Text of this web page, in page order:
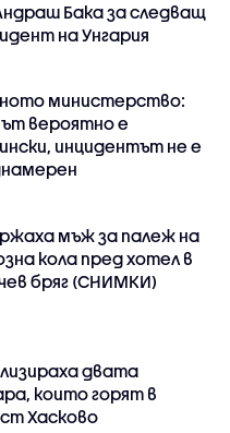
Бака за следващ
на Унгария
министерство:
вероятно е
инцидентът не е
мъж за палеж на
кола пред хотел в
бряг (СНИМКИ)
двата
които горят в
Хасково